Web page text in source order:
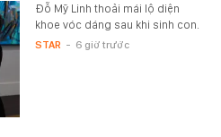
Đỗ Mỹ Linh thoải mái lộ diện
khoe vóc dáng sau khi sinh con.
STAR - 6 giờ trước